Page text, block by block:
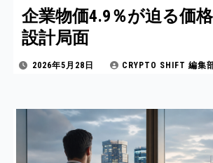
企業物価4.9％が迫る価
設計局面
2026年5月28日 CRYPTO SHIFT 編集